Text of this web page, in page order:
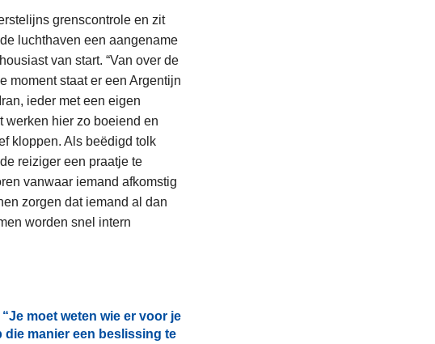
grenscontrole en zit
luchthaven een aangename
van start. “Van over de
moment staat er een Argentijn
ieder met een eigen
hier zo boeiend en
kloppen. Als beëdigd tolk
reiziger een praatje te
vanwaar iemand afkomstig
zorgen dat iemand al dan
worden snel intern
moet weten wie er voor je
die manier een beslissing te